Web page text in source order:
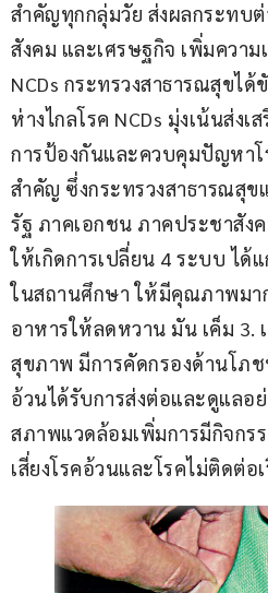
สำคัญทุกกลุ่มวัย ส่งผลกระทบ
สังคม และเศรษฐกิจ เพิ่มความ
NCDs กระทรวงสาธารณสุขไ
ห่างไกลโรค NCDs มุ่งเน้นส่ง
การป้องกันและควบคุมปัญหาโ
สำคัญ ซึ่งกระทรวงสาธารณสุข
รัฐ ภาคเอกชน ภาคประชาสัง
ให้เกิดการเปลี่ยน 4 ระบบ ได้
ในสถานศึกษา ให้มีคุณภาพมา
อาหารให้ลดหวาน มัน เค็ม 3.
สุขภาพ มีการคัดกรองด้านโภ
อ้วนได้รับการส่งต่อและดูแลอ
สภาพแวดล้อมเพิ่มการมีกิจกร
เสี่ยงโรคอ้วนและโรคไม่ติดต่อ